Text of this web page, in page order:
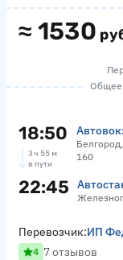
≈ 1530
Общее
18:50
160
3 ч 55 м
в пути
22:45
Перевозчик:ИП
4 7 отзывов